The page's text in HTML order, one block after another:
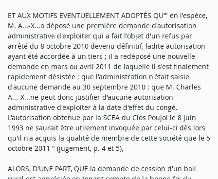
ET AUX MOTIFS EVENTUELLEMENT ADOPTÉS QU'" en l'espèce,
M. A...-X...a déposé une première demande d'autorisation
administrative d'exploiter qui a fait l'objet d'un refus par
arrêté du 8 octobre 2010 devenu définitif, ladite autorisation
ayant été accordée à un tiers ; iI a redéposé une nouvelle
demande en mars ou avril 2011 de laquelle il s'est finalement
rapidement désistée ; que l'administration n'était saisie
d'aucune demande au 30 septembre 2010 ; que M. Charles
A...-X...ne peut donc justifier d'aucune autorisation
administrative d'exploiter à la date d'effet du congé.
L'autorisation obtenue par la SCEA du Clos Poujol le 8 juin
1993 ne saurait être utilement invoquée par celui-ci dès lors
qu'il n'a acquis la qualité de membre de cette société que le 5
octobre 2011 " (jugement, p. 4 et 5),
ALORS, D'UNE PART, QUE la demande de cession d'un bail